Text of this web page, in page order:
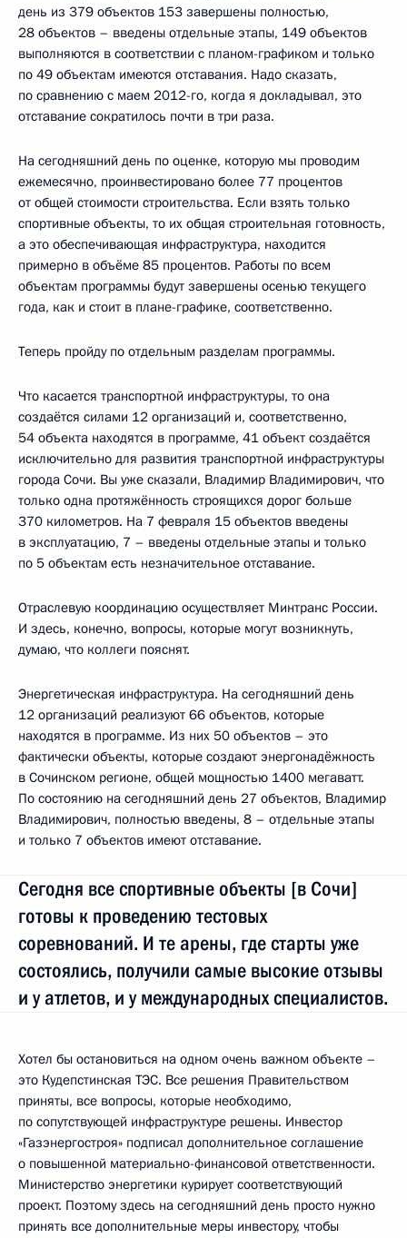
день из 379 объектов 153 завершены полностью,
28 объектов – введены отдельные этапы, 149 объектов
выполняются в соответствии с планом-графиком и только
по 49 объектам имеются отставания. Надо сказать,
по сравнению с маем 2012-го, когда я докладывал, это
отставание сократилось почти в три раза.
На сегодняшний день по оценке, которую мы проводим
ежемесячно, проинвестировано более 77 процентов
от общей стоимости строительства. Если взять только
спортивные объекты, то их общая строительная готовность,
а это обеспечивающая инфраструктура, находится
примерно в объёме 85 процентов. Работы по всем
объектам программы будут завершены осенью текущего
года, как и стоит в плане-графике, соответственно.
Теперь пройду по отдельным разделам программы.
Что касается транспортной инфраструктуры, то она
создаётся силами 12 организаций и, соответственно,
54 объекта находятся в программе, 41 объект создаётся
исключительно для развития транспортной инфраструктуры
города Сочи. Вы уже сказали, Владимир Владимирович, что
только одна протяжённость строящихся дорог больше
370 километров. На 7 февраля 15 объектов введены
в эксплуатацию, 7 – введены отдельные этапы и только
по 5 объектам есть незначительное отставание.
Отраслевую координацию осуществляет Минтранс России.
И здесь, конечно, вопросы, которые могут возникнуть,
думаю, что коллеги пояснят.
Энергетическая инфраструктура. На сегодняшний день
12 организаций реализуют 66 объектов, которые
находятся в программе. Из них 50 объектов – это
фактически объекты, которые создают энергонадёжность
в Сочинском регионе, общей мощностью 1400 мегаватт.
По состоянию на сегодняшний день 27 объектов, Владимир
Владимирович, полностью введены, 8 – отдельные этапы
и только 7 объектов имеют отставание.
Сегодня все спортивные объекты [в Сочи]
готовы к проведению тестовых
соревнований. И те арены, где старты уже
состоялись, получили самые высокие отзывы
и у атлетов, и у международных специалистов.
Хотел бы остановиться на одном очень важном объекте –
это Кудепстинская ТЭС. Все решения Правительством
приняты, все вопросы, которые необходимо,
по сопутствующей инфраструктуре решены. Инвестор
«Газэнергостроя» подписал дополнительное соглашение
о повышенной материально-финансовой ответственности.
Министерство энергетики курирует соответствующий
проект. Поэтому здесь на сегодняшний день просто нужно
принять все дополнительные меры инвестору, чтобы